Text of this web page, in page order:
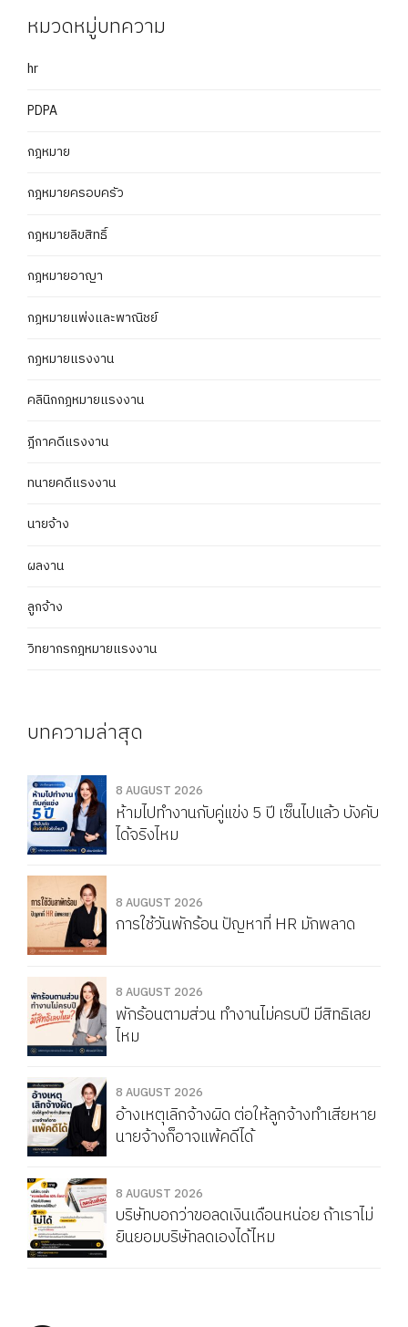
หมวดหมู่บทความ
hr
PDPA
กฎหมาย
กฎหมายครอบครัว
กฎหมายลิขสิทธิ์
กฎหมายอาญา
กฎหมายแพ่งและพาณิชย์
กฏหมายแรงงาน
คลินิกกฎหมายแรงงาน
ฎีกาคดีแรงงาน
ทนายคดีแรงงาน
นายจ้าง
ผลงาน
ลูกจ้าง
วิทยากรกฎหมายแรงงาน
บทความล่าสุด
8 AUGUST 2026
ห้ามไปทำงานกับคู่แข่ง 5 ปี เซ็นไปแล้ว บังคับ
ได้จริงไหม
8 AUGUST 2026
การใช้วันพักร้อน ปัญหาที่ HR มักพลาด
8 AUGUST 2026
พักร้อนตามส่วน ทำงานไม่ครบปี มีสิทธิเลย
ไหม
8 AUGUST 2026
อ้างเหตุเลิกจ้างผิด ต่อให้ลูกจ้างทำเสียหาย
นายจ้างก็อาจแพ้คดีได้
8 AUGUST 2026
บริษัทบอกว่าขอลดเงินเดือนหน่อย ถ้าเราไม่
ยินยอมบริษัทลดเองได้ไหม